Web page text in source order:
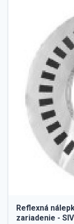
Reflexná
zariadenie -